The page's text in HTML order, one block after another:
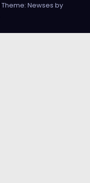
Theme: Newses by